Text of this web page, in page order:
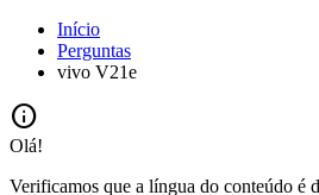
Início
Perguntas
vivo V21e
info
Olá!
Verificamos que a língua do conteúdo é